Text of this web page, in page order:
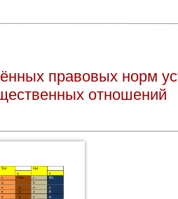
правовых норм
отношений